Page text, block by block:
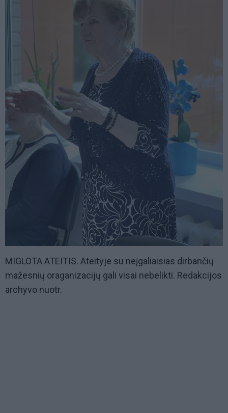
MIGLOTA ATEITIS. Ateityje su neįgaliaisias dirbančių
mažesnių oraganizacijų gali visai nebelikti. Redakcijos
archyvo nuotr.